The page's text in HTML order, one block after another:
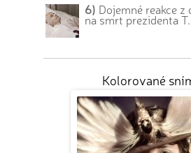
6) Dojemné reakce z
na smrt prezidenta
Kolorované